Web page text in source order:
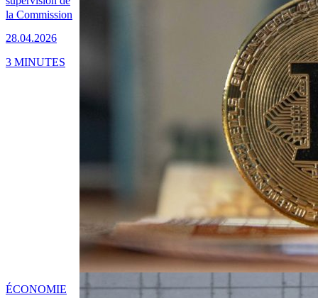
la Commission
28.04.2026
3 MINUTES
ÉCONOMIE